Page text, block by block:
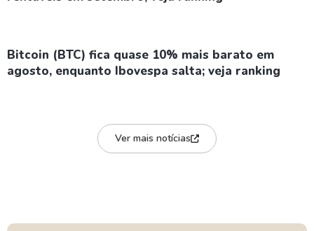
Bitcoin (BTC) fica quase 10% mais barato em
agosto, enquanto Ibovespa salta; veja ranking
Ver mais notícias